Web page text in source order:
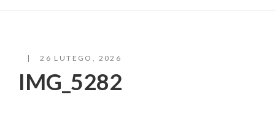
26 LUTEGO, 2026
IMG_5282